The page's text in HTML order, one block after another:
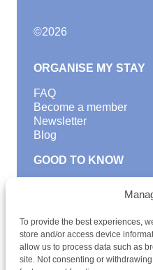
To provide the best experiences,
store and/or access device
allow us to process data such as
site. Not consenting or
©2026
ORGANISE MY STAY
FAQ
Become a member
Newsletter
Blog
GOOD TO KNOW
Teambuilding
Youth Hostels
is a member of